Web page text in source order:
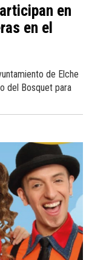
en
en el
de Elche
del Bosquet para